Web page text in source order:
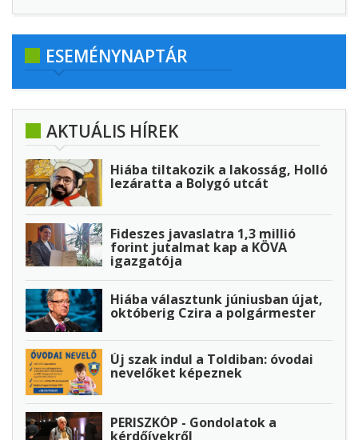
ESEMÉNYNAPTÁR
AKTUÁLIS HÍREK
Hiába tiltakozik a lakosság, Holló
lezáratta a Bolygó utcát
Fideszes javaslatra 1,3 millió
forint jutalmat kap a KÖVA
igazgatója
Hiába választunk júniusban újat,
októberig Czira a polgármester
Új szak indul a Toldiban: óvodai
nevelőket képeznek
PERISZKÓP - Gondolatok a
kérdőívekről